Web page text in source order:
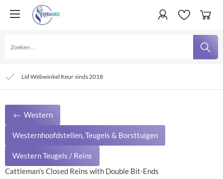
Persoonlijke service
Verzending € 4,95 en gratis bij besteding vanaf € 100,- binnen Nederland
Lid Webwinkel Keur sinds 2018
Western
Westernhoofdstellen, Teugels & Borsttuigen
Western Teugels / Reins
Cattleman’s Closed Reins with Double Bit-Ends